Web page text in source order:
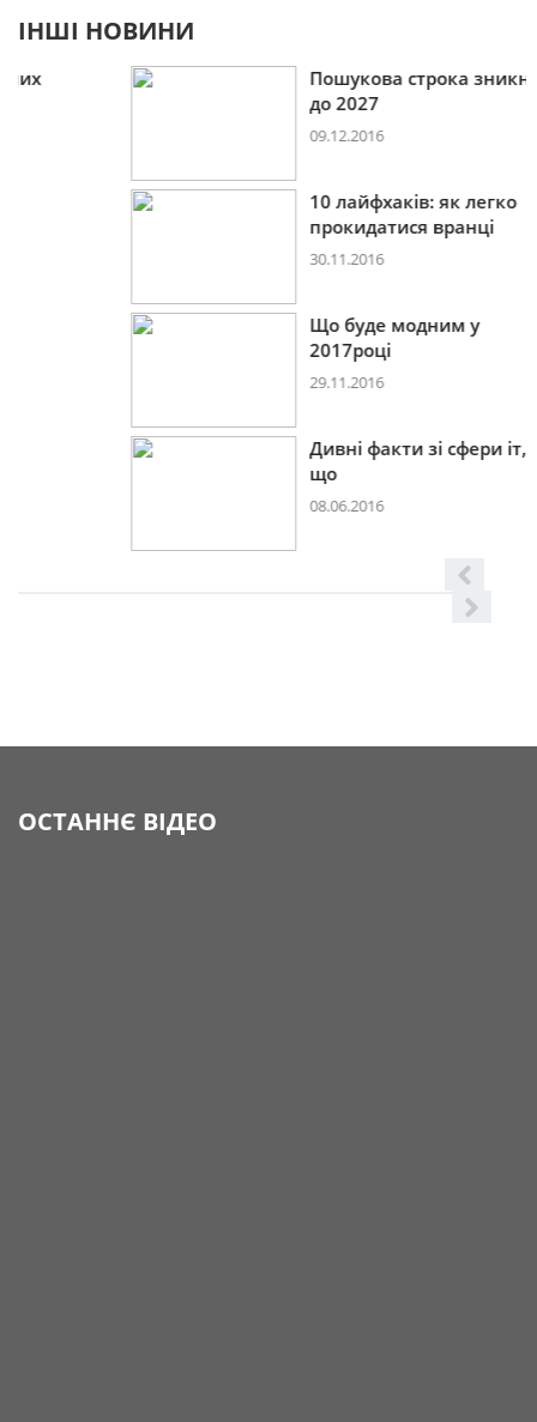
ІНШІ НОВИНИ
Пошукова строка зникне
10 лайфхаків: як легко
прокидатися вранці
Що буде модним у
Дивні факти зі сфери іт,
ОСТАННЄ ВІДЕО